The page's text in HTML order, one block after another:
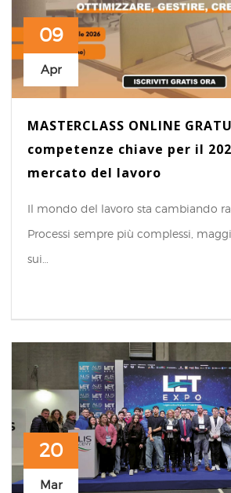
09
Apr
MASTERCLASS ONLINE
competenze chiave per il
mercato del lavoro
Il mondo del lavoro sta cambiando
Processi sempre più complessi,
sui…
20
Mar